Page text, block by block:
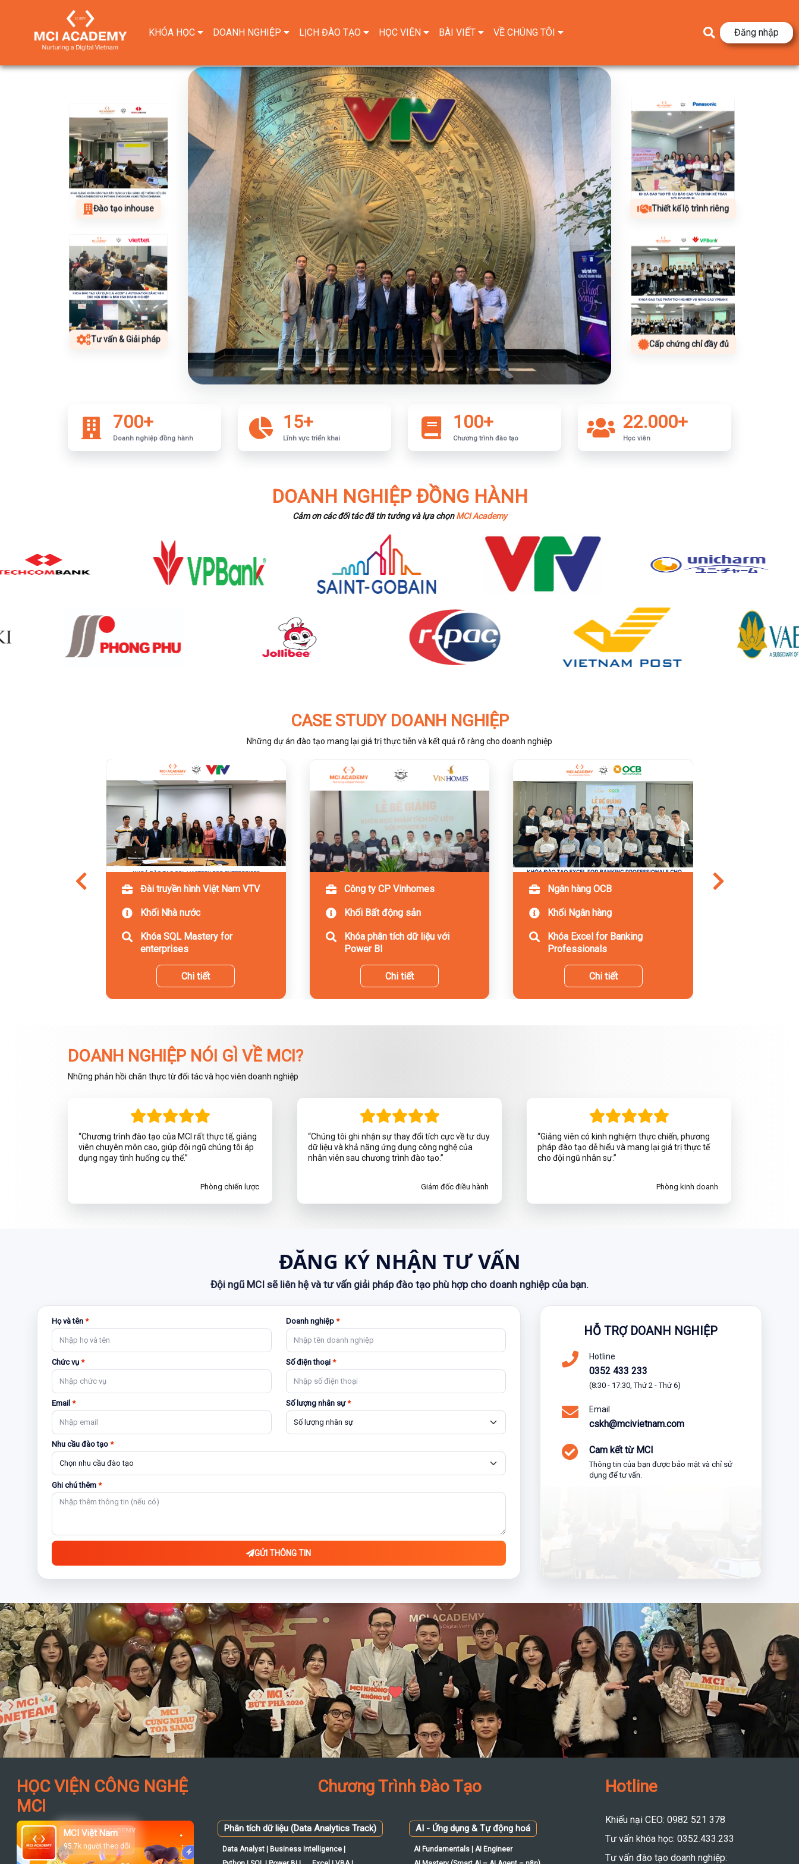
KHÓA HỌC DOANH NGHIỆP LỊCH ĐÀO TẠO HỌC VIÊN BÀI VIẾT VỀ CHÚNG TÔI Đăng nhập
Đào tạo inhouse
Tư vấn & Giải pháp
Thiết kế lộ trình riêng
Cấp chứng chỉ đầy đủ
700+
Doanh nghiệp đồng hành
15+
Lĩnh vực triển khai
100+
Chương trình đào tạo
22.000+
Học viên
DOANH NGHIỆP ĐỒNG HÀNH
Cảm ơn các đối tác đã tin tưởng và lựa chọnMCI Academy
CASE STUDY DOANH NGHIỆP
Những dự án đào tạo mang lại giá trị thực tiễn và kết quả rõ ràng cho doanh nghiệp
Đài truyền hình Việt Nam VTV
Khối Nhà nước
Khóa SQL Mastery for
enterprises
Chi tiết
Công ty CP Vinhomes
Khối Bất động sản
Khóa phân tích dữ liệu với
Power BI
Chi tiết
Ngân hàng OCB
Khối Ngân hàng
Khóa Excel for Banking
Professionals
Chi tiết
DOANH NGHIỆP NÓI GÌ VỀ MCI?
Những phản hồi chân thực từ đối tác và học viên doanh nghiệp
“Chương trình đào tạo của MCI rất thực tế, giảng
viên chuyên môn cao, giúp đội ngũ chúng tôi áp
dụng ngay tình huống cụ thể.”
Phòng chiến lược
“Chúng tôi ghi nhận sự thay đổi tích cực về tư duy
dữ liệu và khả năng ứng dụng công nghệ của
nhân viên sau chương trình đào tạo.”
Giám đốc điều hành
“Giảng viên có kinh nghiệm thực chiến, phương
pháp đào tạo dễ hiểu và mang lại giá trị thực tế
cho đội ngũ nhân sự.”
Phòng kinh doanh
ĐĂNG KÝ NHẬN TƯ VẤN
Đội ngũ MCI sẽ liên hệ và tư vấn giải pháp đào tạo phù hợp cho doanh nghiệp của bạn.
Họ và tên * Doanh nghiệp *
Chức vụ * Số điện thoại *
Email * Số lượng nhân sự*
Nhu cầu đào tạo *
Ghi chú thêm *
GỬI THÔNG TIN
HỖ TRỢ DOANH NGHIỆP
Hotline
0352 433 233
(8:30 - 17:30, Thứ 2 - Thứ 6)
Email
cskh@mcivietnam.com
Cam kết từ MCI
Thông tin của bạn được bảo mật và chỉ sử
dụng để tư vấn.
HỌC VIỆN CÔNG NGHỆ
MCI
MCI Việt Nam
95.7k người theo dõi
Chương Trình Đào Tạo
Phân tích dữ liệu (Data Analytics Track)
Data Analyst | Business Intelligence |
AI - Ứng dụng & Tự động hoá
AI Fundamentals | AI Engineer
Hotline
Khiếu nại CEO: 0982 521 378
Tư vấn khóa học: 0352.433.233
Tư vấn đào tạo doanh nghiệp: